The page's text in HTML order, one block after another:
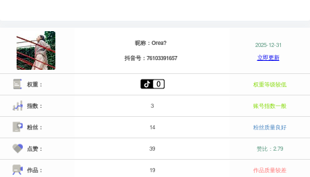
昵称：Orea?
抖音号：76103391657
2025-12-31
立即更新
权重： 权重等级较低
指数： 3 账号指数一般
粉丝： 14 粉丝质量良好
点赞： 39 赞比：2.79
作品： 19 作品质量较差